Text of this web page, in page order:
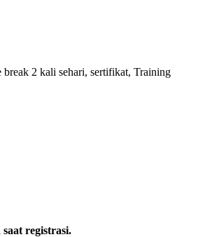
break 2 kali sehari, sertifikat, Training
registrasi.